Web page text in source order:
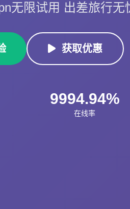
无限试用 出差旅行无
获取优惠
9994.94%
在线率